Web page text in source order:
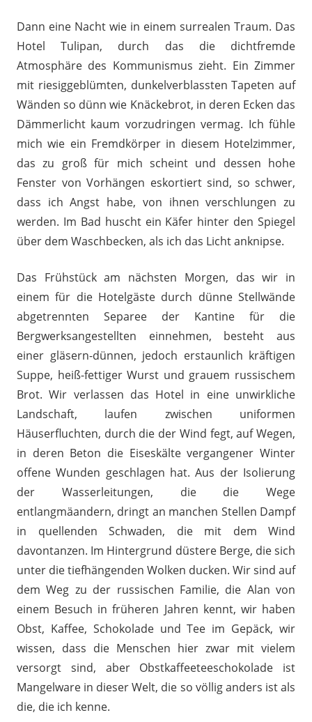
Dann eine Nacht wie in einem surrealen Traum. Das
Hotel Tulipan, durch das die dichtfremde
Atmosphäre des Kommunismus zieht. Ein Zimmer
mit riesiggeblümten, dunkelverblassten Tapeten auf
Wänden so dünn wie Knäckebrot, in deren Ecken das
Dämmerlicht kaum vorzudringen vermag. Ich fühle
mich wie ein Fremdkörper in diesem Hotelzimmer,
das zu groß für mich scheint und dessen hohe
Fenster von Vorhängen eskortiert sind, so schwer,
dass ich Angst habe, von ihnen verschlungen zu
werden. Im Bad huscht ein Käfer hinter den Spiegel
über dem Waschbecken, als ich das Licht anknipse.
Das Frühstück am nächsten Morgen, das wir in
einem für die Hotelgäste durch dünne Stellwände
abgetrennten Separee der Kantine für die
Bergwerksangestellten einnehmen, besteht aus
einer gläsern-dünnen, jedoch erstaunlich kräftigen
Suppe, heiß-fettiger Wurst und grauem russischem
Brot. Wir verlassen das Hotel in eine unwirkliche
Landschaft, laufen zwischen uniformen
Häuserfluchten, durch die der Wind fegt, auf Wegen,
in deren Beton die Eiseskälte vergangener Winter
offene Wunden geschlagen hat. Aus der Isolierung
der Wasserleitungen, die die Wege
entlangmäandern, dringt an manchen Stellen Dampf
in quellenden Schwaden, die mit dem Wind
davontanzen. Im Hintergrund düstere Berge, die sich
unter die tiefhängenden Wolken ducken. Wir sind auf
dem Weg zu der russischen Familie, die Alan von
einem Besuch in früheren Jahren kennt, wir haben
Obst, Kaffee, Schokolade und Tee im Gepäck, wir
wissen, dass die Menschen hier zwar mit vielem
versorgt sind, aber Obstkaffeeteeschokolade ist
Mangelware in dieser Welt, die so völlig anders ist als
die, die ich kenne.